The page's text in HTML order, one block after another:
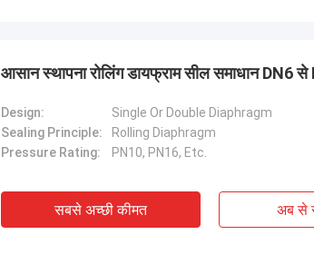
आसान स्थापना रोलिंग डायफ्राम सील समाधान
Design:
Single Or Double Diaphragm
Sealing Principle:
Rolling Diaphragm
Pressure Rating:
PN10, PN16, Etc.
सबसे अच्छी कीमत अब से